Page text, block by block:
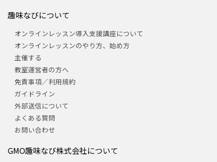
趣味なびについて
オンラインレッスン導入支援講座について
オンラインレッスンのやり方、始め方
主催する
教室運営者の方へ
免責事項／利用規約
ガイドライン
外部送信について
よくある質問
お問い合わせ
GMO趣味なび株式会社について